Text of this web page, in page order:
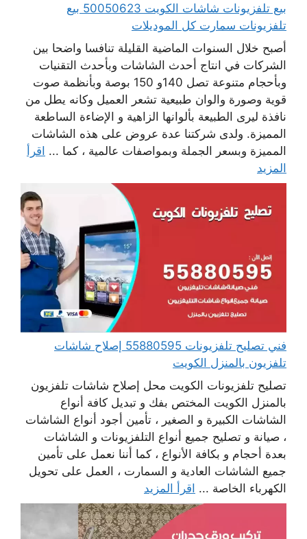
بيع تلفزيونات شاشات الكويت 50050623 بيع
تلفزيونات سمارت كل الموديلات
أصبح خلال السنوات الماضية القليلة تنافسا واضحا بين
الشركات في انتاج أحدث الشاشات وبأحدث التقنيات
وبأحجام متنوعة تصل 140و 150 بوصة وبأنظمة صوت
قوية وصورة والوان طبيعية تشعر العميل وكانه يطل من
نافذة ليرى الطبيعة بألوانها الزاهية و الإضاءة الساطعة
المميزة. ولدى شركتنا عدة عروض على هذه الشاشات
المميزة وبسعر الجملة وبمواصفات عالمية ، كما ... اقرأ
المزيد
فني تصليح تلفزيونات 55880595 إصلاح شاشات
تلفزيون بالمنزل الكويت
تصليح تلفزيونات الكويت محل إصلاح شاشات تلفزيون
بالمنزل الكويت المختص بفك و تبديل كافة أنواع
الشاشات الكبيرة و الصغير ، تأمين أجود أنواع الشاشات
، صيانة و تصليح جميع أنواع التلفزيونات و الشاشات
بعدة أحجام و بكافة الأنواع ، كما أننا نعمل على تأمين
جميع الشاشات العادية و السمارت ، العمل على تحويل
الكهرباء الخاصة ... اقرأ المزيد